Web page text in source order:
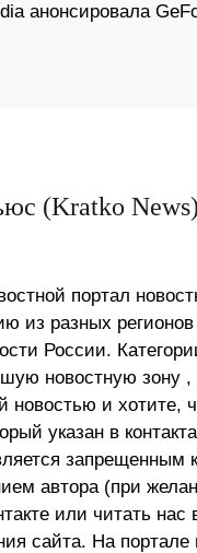
анонсировала
(Kratko
портал
из разных
России.
новостную зону
новостью и хотите,
указан в
запрещенным
автора (при
или читать
сайта. На